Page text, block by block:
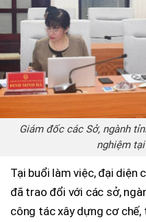
Giám đốc các Sở, ngành
nghiệm
Tại buổi làm việc, đại diện
đã trao đổi với các sở,
công tác xây dựng cơ